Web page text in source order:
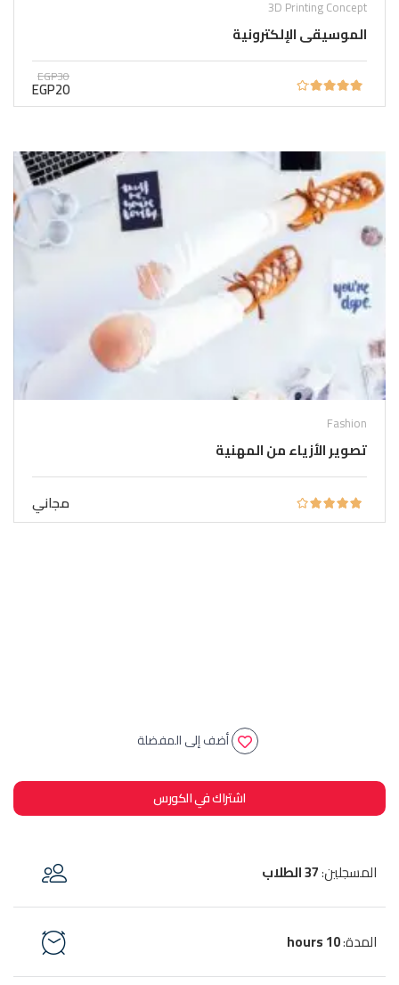
3D Printing Concept
الموسيقى الإلكترونية
EGP30
EGP20
Fashion
تصوير الأزياء من المهنية
مجاني
أضف إلى المفضلة
اشتراك في الكورس
المسجلين:37 الطلاب
المدة:
10 hours